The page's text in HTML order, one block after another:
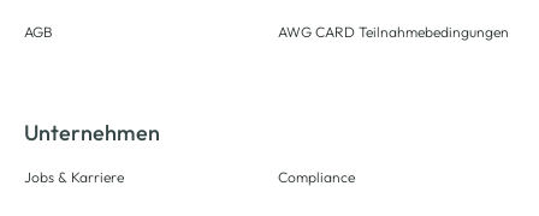
AGB AWG CARD Teilnahmebedingungen
Unternehmen
Jobs & Karriere Compliance